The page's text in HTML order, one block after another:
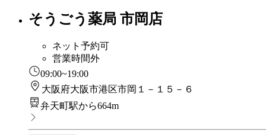
そうごう薬局 市岡店
ネット予約可
営業時間外
09:00~19:00
大阪府大阪市港区市岡１－１５－６
弁天町駅から664m